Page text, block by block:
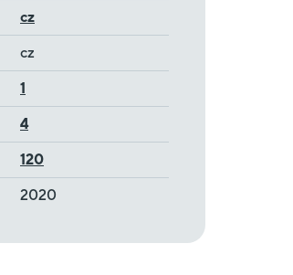
cz
cz
1
4
120
2020